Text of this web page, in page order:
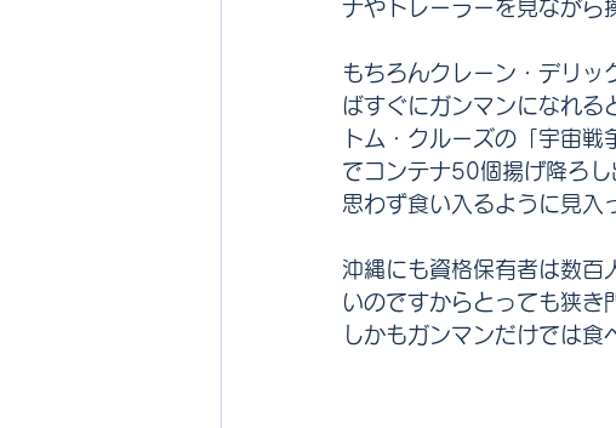
ナやトレーラーを見ながら
もちろんクレーン・デリッ
ばすぐにガンマンになれる
トム・クルーズの「宇宙
でコンテナ50個揚げ降ろし
思わず食い入るように見
沖縄にも資格保有者は数百
いのですからとっても狭き
しかもガンマンだけでは食